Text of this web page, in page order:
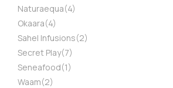
Naturaequa(4)
Okaara(4)
Sahel Infusions(2)
Secret Play(7)
Seneafood(1)
Waam(2)